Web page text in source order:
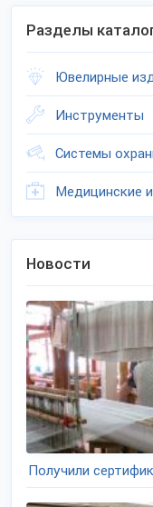
Разделы
Ювелирные
Инструменты
Системы
Медицинские
Новости
Получили